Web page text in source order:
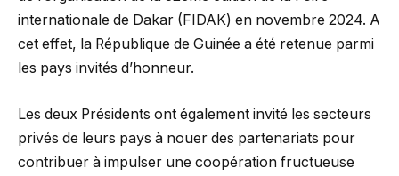
internationale de Dakar (FIDAK) en novembre 2024. A
cet effet, la République de Guinée a été retenue parmi
les pays invités d’honneur.
Les deux Présidents ont également invité les secteurs
privés de leurs pays à nouer des partenariats pour
contribuer à impulser une coopération fructueuse